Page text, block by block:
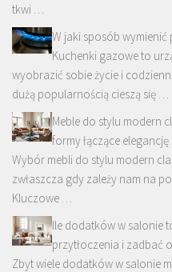
tkwi …
W jaki sposób wymienić
Kuchenki gazowe to
wyobrazić sobie życie i
dużą popularnością cieszą się …
Meble do stylu modern
formy łączące
Wybór mebli do stylu modern
zwłaszcza gdy zależy nam na
Kluczowe …
Ile dodatków w salonie
przytłoczenia i zadbać
Zbyt wiele dodatków w salonie